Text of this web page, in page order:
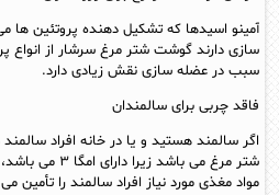
آمینو اسیدها که تشکیل دهنده پروتئین
سازی دارند گوشت شتر مرغ سرشار از انواع
سبب در عضله سازی نقش زیادی دارد.
فاقد چربی برای سالمندان
اگر سالمند هستید و یا در خانه افراد
شتر مرغ می باشد
مواد مغذی مورد نیاز افراد سالمند را تأمین